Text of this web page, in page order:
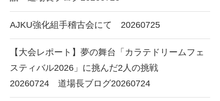
AJKU強化組手稽古会にて 20260725
【大会レポート】夢の舞台「カラテドリームフェ
スティバル2026」に挑んだ2人の挑戦
20260724 道場長ブログ20260724